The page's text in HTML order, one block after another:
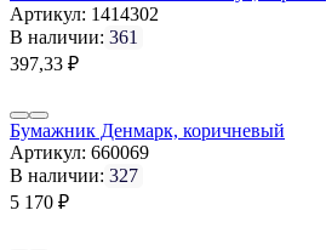
Артикул: 1414302
В наличии: 361
397,33 ₽
Бумажник Денмарк, коричневый
Артикул: 660069
В наличии: 327
5 170 ₽